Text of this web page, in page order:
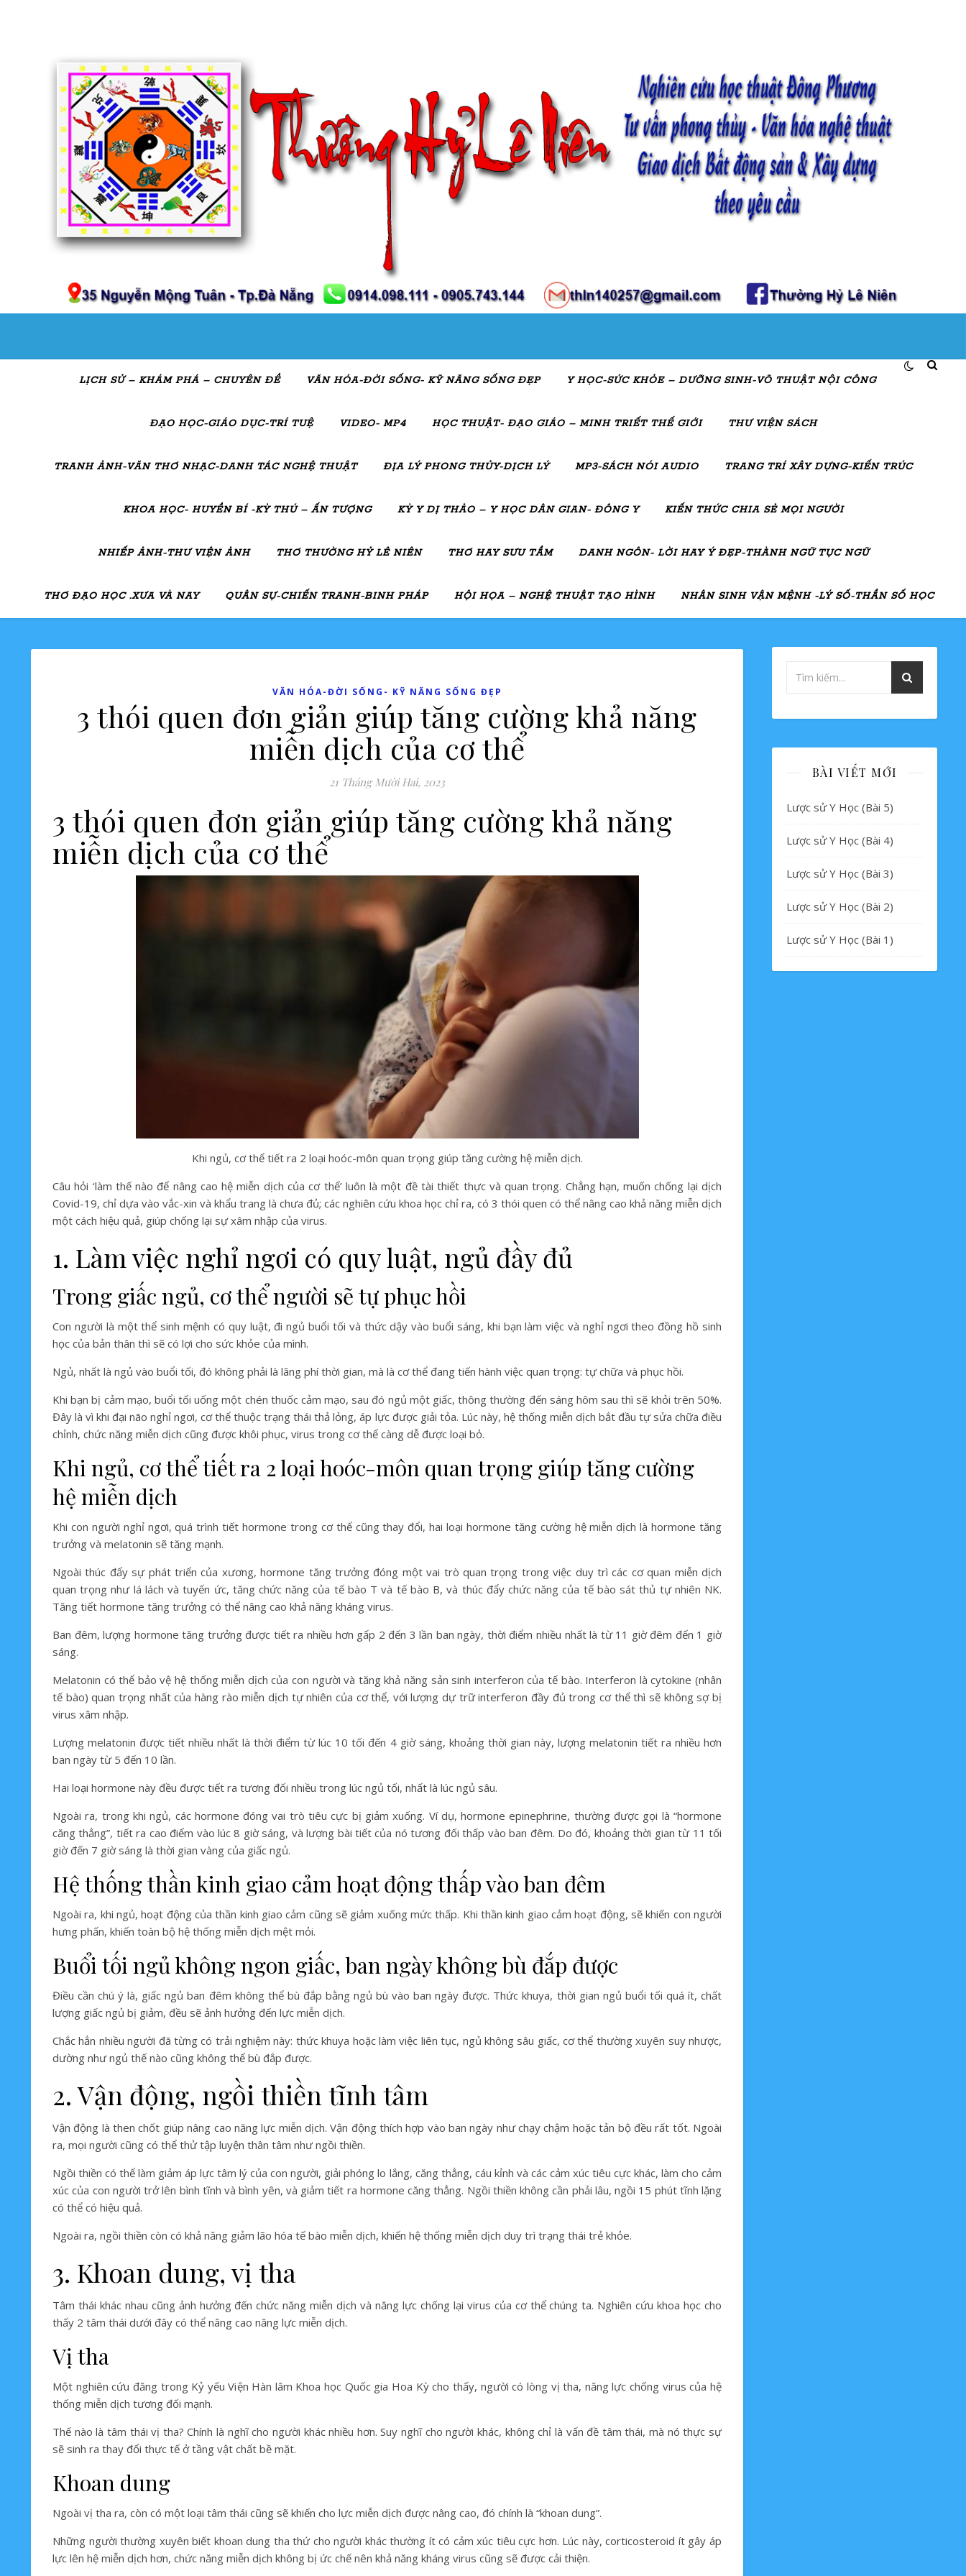
LỊCH SỬ – KHÁM PHÁ – CHUYÊN ĐỀ VĂN HÓA-ĐỜI SỐNG- KỸ NĂNG SỐNG ĐẸP Y HỌC-SỨC KHỎE – DƯỠNG SINH-VÕ THUẬT NỘI CÔNG
ĐẠO HỌC-GIÁO DỤC-TRÍ TUỆ VIDEO- MP4 HỌC THUẬT- ĐẠO GIÁO – MINH TRIẾT THẾ GIỚI THƯ VIỆN SÁCH
TRANH ẢNH-VĂN THƠ NHẠC-DANH TÁC NGHỆ THUẬT ĐỊA LÝ PHONG THỦY-DỊCH LÝ MP3-SÁCH NÓI AUDIO TRANG TRÍ XÂY DỰNG-KIẾN TRÚC
KHOA HỌC- HUYỀN BÍ -KỲ THÚ – ẤN TƯỢNG KỲ Y DỊ THẢO – Y HỌC DÂN GIAN- ĐÔNG Y KIẾN THỨC CHIA SẺ MỌI NGƯỜI
NHIẾP ẢNH-THƯ VIỆN ẢNH THƠ THƯỜNG HỶ LÊ NIÊN THƠ HAY SƯU TẦM DANH NGÔN- LỜI HAY Ý ĐẸP-THÀNH NGỮ TỤC NGỮ
THƠ ĐẠO HỌC .XƯA VÀ NAY QUÂN SỰ-CHIẾN TRANH-BINH PHÁP HỘI HỌA – NGHỆ THUẬT TẠO HÌNH NHÂN SINH VẬN MỆNH -LÝ SỐ-THẦN SỐ HỌC
VĂN HÓA-ĐỜI SỐNG- KỸ NĂNG SỐNG ĐẸP
3 thói quen đơn giản giúp tăng cường khả năng
miễn dịch của cơ thể
21 Tháng Mười Hai, 2023
3 thói quen đơn giản giúp tăng cường khả năng
miễn dịch của cơ thể
Khi ngủ, cơ thể tiết ra 2 loại hoóc-môn quan trọng giúp tăng cường hệ miễn dịch.
Câu hỏi ‘làm thế nào để nâng cao hệ miễn dịch của cơ thể’ luôn là một đề tài thiết thực và quan trọng. Chẳng hạn, muốn chống lại dịch
Covid-19, chỉ dựa vào vắc-xin và khẩu trang là chưa đủ; các nghiên cứu khoa học chỉ ra, có 3 thói quen có thể nâng cao khả năng miễn dịch
một cách hiệu quả, giúp chống lại sự xâm nhập của virus.
1. Làm việc nghỉ ngơi có quy luật, ngủ đầy đủ
Trong giấc ngủ, cơ thể người sẽ tự phục hồi
Con người là một thể sinh mệnh có quy luật, đi ngủ buổi tối và thức dậy vào buổi sáng, khi bạn làm việc và nghỉ ngơi theo đồng hồ sinh
học của bản thân thì sẽ có lợi cho sức khỏe của mình.
Ngủ, nhất là ngủ vào buổi tối, đó không phải là lãng phí thời gian, mà là cơ thể đang tiến hành việc quan trọng: tự chữa và phục hồi.
Khi bạn bị cảm mạo, buổi tối uống một chén thuốc cảm mạo, sau đó ngủ một giấc, thông thường đến sáng hôm sau thì sẽ khỏi trên 50%.
Đây là vì khi đại não nghỉ ngơi, cơ thể thuộc trạng thái thả lỏng, áp lực được giải tỏa. Lúc này, hệ thống miễn dịch bắt đầu tự sửa chữa điều
chỉnh, chức năng miễn dịch cũng được khôi phục, virus trong cơ thể càng dễ được loại bỏ.
Khi ngủ, cơ thể tiết ra 2 loại hoóc-môn quan trọng giúp tăng cường
hệ miễn dịch
Khi con người nghỉ ngơi, quá trình tiết hormone trong cơ thể cũng thay đổi, hai loại hormone tăng cường hệ miễn dịch là hormone tăng
trưởng và melatonin sẽ tăng mạnh.
Ngoài thúc đẩy sự phát triển của xương, hormone tăng trưởng đóng một vai trò quan trọng trong việc duy trì các cơ quan miễn dịch
quan trọng như lá lách và tuyến ức, tăng chức năng của tế bào T và tế bào B, và thúc đẩy chức năng của tế bào sát thủ tự nhiên NK.
Tăng tiết hormone tăng trưởng có thể nâng cao khả năng kháng virus.
Ban đêm, lượng hormone tăng trưởng được tiết ra nhiều hơn gấp 2 đến 3 lần ban ngày, thời điểm nhiều nhất là từ 11 giờ đêm đến 1 giờ
sáng.
Melatonin có thể bảo vệ hệ thống miễn dịch của con người và tăng khả năng sản sinh interferon của tế bào. Interferon là cytokine (nhân
tế bào) quan trọng nhất của hàng rào miễn dịch tự nhiên của cơ thể, với lượng dự trữ interferon đầy đủ trong cơ thể thì sẽ không sợ bị
virus xâm nhập.
Lượng melatonin được tiết nhiều nhất là thời điểm từ lúc 10 tối đến 4 giờ sáng, khoảng thời gian này, lượng melatonin tiết ra nhiều hơn
ban ngày từ 5 đến 10 lần.
Hai loại hormone này đều được tiết ra tương đối nhiều trong lúc ngủ tối, nhất là lúc ngủ sâu.
Ngoài ra, trong khi ngủ, các hormone đóng vai trò tiêu cực bị giảm xuống. Ví dụ, hormone epinephrine, thường được gọi là “hormone
căng thẳng”, tiết ra cao điểm vào lúc 8 giờ sáng, và lượng bài tiết của nó tương đối thấp vào ban đêm. Do đó, khoảng thời gian từ 11 tối
giờ đến 7 giờ sáng là thời gian vàng của giấc ngủ.
Hệ thống thần kinh giao cảm hoạt động thấp vào ban đêm
Ngoài ra, khi ngủ, hoạt động của thần kinh giao cảm cũng sẽ giảm xuống mức thấp. Khi thần kinh giao cảm hoạt động, sẽ khiến con người
hưng phấn, khiến toàn bộ hệ thống miễn dịch mệt mỏi.
Buổi tối ngủ không ngon giấc, ban ngày không bù đắp được
Điều cần chú ý là, giấc ngủ ban đêm không thể bù đắp bằng ngủ bù vào ban ngày được. Thức khuya, thời gian ngủ buổi tối quá ít, chất
lượng giấc ngủ bị giảm, đều sẽ ảnh hưởng đến lực miễn dịch.
Chắc hẳn nhiều người đã từng có trải nghiệm này: thức khuya hoặc làm việc liên tục, ngủ không sâu giấc, cơ thể thường xuyên suy nhược,
dường như ngủ thế nào cũng không thể bù đắp được.
2. Vận động, ngồi thiền tĩnh tâm
Vận động là then chốt giúp nâng cao năng lực miễn dịch. Vận động thích hợp vào ban ngày như chạy chậm hoặc tản bộ đều rất tốt. Ngoài
ra, mọi người cũng có thể thử tập luyện thân tâm như ngồi thiền.
Ngồi thiền có thể làm giảm áp lực tâm lý của con người, giải phóng lo lắng, căng thẳng, cáu kỉnh và các cảm xúc tiêu cực khác, làm cho cảm
xúc của con người trở lên bình tĩnh và bình yên, và giảm tiết ra hormone căng thẳng. Ngồi thiền không cần phải lâu, ngồi 15 phút tĩnh lặng
có thể có hiệu quả.
Ngoài ra, ngồi thiền còn có khả năng giảm lão hóa tế bào miễn dịch, khiến hệ thống miễn dịch duy trì trạng thái trẻ khỏe.
3. Khoan dung, vị tha
Tâm thái khác nhau cũng ảnh hưởng đến chức năng miễn dịch và năng lực chống lại virus của cơ thể chúng ta. Nghiên cứu khoa học cho
thấy 2 tâm thái dưới đây có thể nâng cao năng lực miễn dịch.
Vị tha
Một nghiên cứu đăng trong Kỷ yếu Viện Hàn lâm Khoa học Quốc gia Hoa Kỳ cho thấy, người có lòng vị tha, năng lực chống virus của hệ
thống miễn dịch tương đối mạnh.
Thế nào là tâm thái vị tha? Chính là nghĩ cho người khác nhiều hơn. Suy nghĩ cho người khác, không chỉ là vấn đề tâm thái, mà nó thực sự
sẽ sinh ra thay đổi thực tế ở tầng vật chất bề mặt.
Khoan dung
Ngoài vị tha ra, còn có một loại tâm thái cũng sẽ khiến cho lực miễn dịch được nâng cao, đó chính là “khoan dung”.
Những người thường xuyên biết khoan dung tha thứ cho người khác thường ít có cảm xúc tiêu cực hơn. Lúc này, corticosteroid ít gây áp
lực lên hệ miễn dịch hơn, chức năng miễn dịch không bị ức chế nên khả năng kháng virus cũng sẽ được cải thiện.
BÀI VIẾT MỚI
Lược sử Y Học (Bài 5)
Lược sử Y Học (Bài 4)
Lược sử Y Học (Bài 3)
Lược sử Y Học (Bài 2)
Lược sử Y Học (Bài 1)